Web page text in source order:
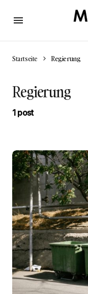
Startseite Regierung
Regierung
1 post